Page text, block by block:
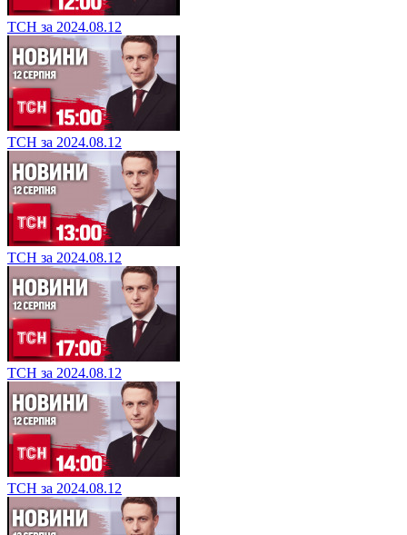
ТСН за 2024.08.12
ТСН за 2024.08.12
ТСН за 2024.08.12
ТСН за 2024.08.12
ТСН за 2024.08.12